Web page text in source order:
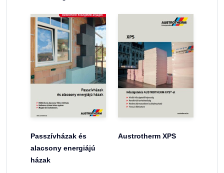
Passzívházak és
alacsony energiájú
házak
Austrotherm XPS